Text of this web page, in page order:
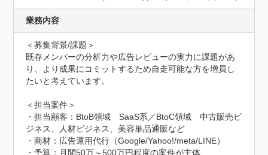
業務内容
＜募集背景/課題＞
既存メンバーの分析力や広告レビューの実力に課題があ
り、より成果にコミットするため自走可能な方を増員し
たいと考えています。
＜担当案件＞
・担当顧客：BtoB領域　SaaS系／BtoC領域　中古販売ビ
ジネス、人材ビジネス、美容単品通販など
・商材：広告運用代行（Google/Yahoo!/meta/LINE）
・予算：月間50万～500万円程度の案件が主体